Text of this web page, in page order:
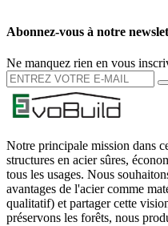
Abonnez-vous à notre
Ne manquez rien en vous
Notre principale mission dans
structures en acier sûres,
tous les usages. Nous
avantages de l'acier comme
qualitatif) et partager cette
préservons les forêts, nous